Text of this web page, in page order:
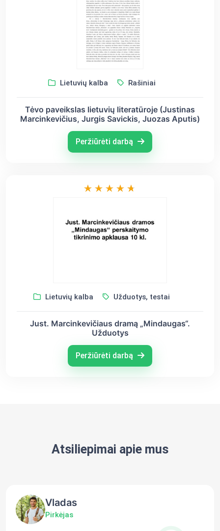
Lietuvių kalba Rašiniai
Tėvo paveikslas lietuvių literatūroje (Justinas
Marcinkevičius, Jurgis Savickis, Juozas Aputis)
Peržiūrėti darbą
Lietuvių kalba Užduotys, testai
Just. Marcinkevičiaus dramą „Mindaugas“.
Užduotys
Peržiūrėti darbą
Atsiliepimai apie mus
Vladas
Pirkėjas